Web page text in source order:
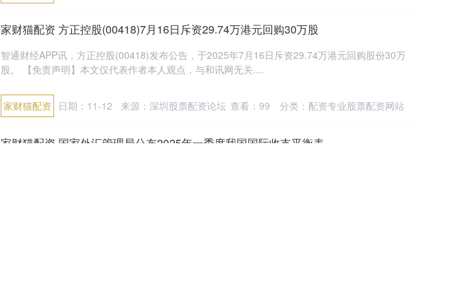
家财猫配资 方正控股(00418)7月16日斥资29.74万港元回购30万股
智通财经APP讯，方正控股(00418)发布公告，于2025年7月16日斥资29.74万港元回购股份30万
股。 【免责声明】本文仅代表作者本人观点，与和讯网无关....
家财猫配资 日期：11-12 来源：深圳股票配资论坛 查看： 99 分类： 配资专业股票配资网站
家财猫配资 国家外汇管理局公布2025年一季度我国国际收支平衡表